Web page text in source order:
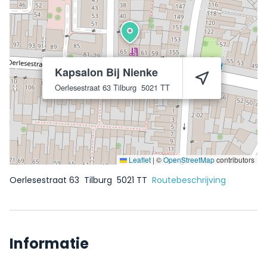
Kapsalon Bij Nienke
Oerlesestraat 63 Tilburg 5021 TT
Leaflet | ©OpenStreetMapcontributors
Oerlesestraat 63 Tilburg 5021 TT Routebeschrijving
Informatie